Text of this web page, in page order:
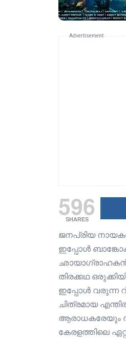
Advertisement
596
SHARES
ജനപ്രിയ
ഇപ്പോൾ
തിരക്കഥ
ഇപ്പോൾ വരുന്ന
ചിത്രമായ
ആരാധകരേയും
കേരളത്തിലെ